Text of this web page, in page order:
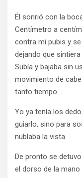
Él sonrió con la
Centímetro a
contra mi pubis y
dejando que
Subía y bajaba sin
movimiento de
tanto tiempo.
Yo ya tenía los
guiarlo, sino para
nublaba la vista.
De pronto se
el dorso de la